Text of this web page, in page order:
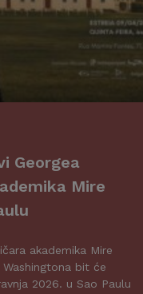
Georgea
Mire
akademika Mire
Washingtona bit će
2026. u Sao Paulu